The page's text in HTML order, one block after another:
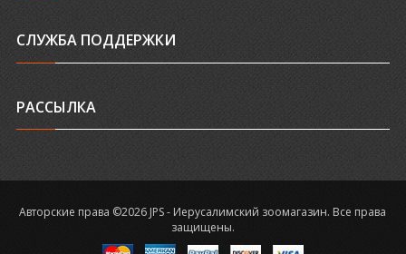
СЛУЖБА ПОДДЕРЖКИ
РАССЫЛКА
Авторские права ©2026 JPS - Иерусалимский зоомагазин. Все права
защищены.